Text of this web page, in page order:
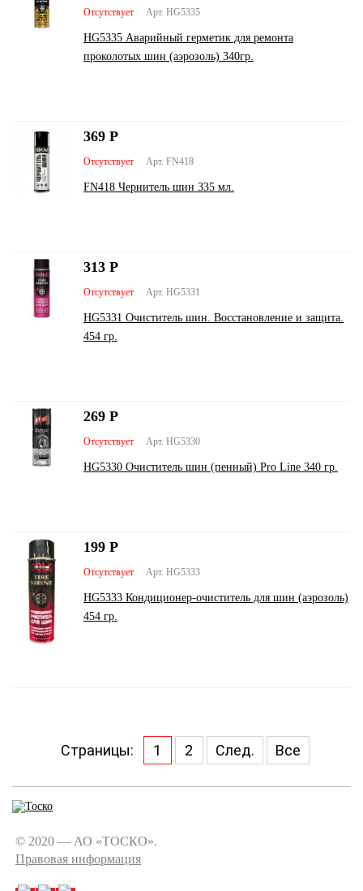
Арт. HG5335
Отсутствует
HG5335 Аварийный герметик для ремонта
проколотых шин (аэрозоль) 340гр.
Арт. FN418
Отсутствует
FN418 Чернитель шин 335 мл.
369 Р
Арт. HG5331
Отсутствует
HG5331 Очиститель шин. Восстановление и защита.
454 гр.
313 Р
Арт. HG5330
Отсутствует
HG5330 Очиститель шин (пенный) Pro Line 340 гр.
269 Р
Арт. HG5333
Отсутствует
HG5333 Кондиционер-очиститель для шин (аэрозоль)
454 гр.
199 Р
Страницы: 1 2 След. Все
© 2020 — АО «ТОСКО».
Правовая информация